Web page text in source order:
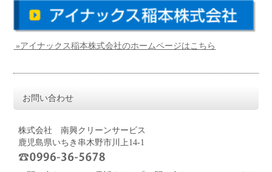
»アイナックス稲本株式会社のホームページはこちら
お問い合わせ
株式会社 南興クリーンサービス
鹿児島県いちき串木野市川上14-1